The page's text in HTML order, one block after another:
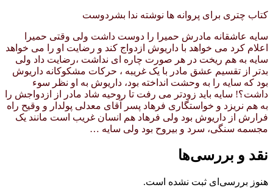
کتاب چتری برای پروانه ها نوشته ندا بشردوست
سایه عاشقانه مادرش حمیرا را دوست داشت ولی وقتی حمیرا
اعلام کرد می خواهد با داریوش ازدواج کند و رضایت او را می خواهد
سایه به هم ریخت در هر صورت چاره ای نداشت ،رضایت داد ولی
بدتر از تقسیم عشق مادر با یک غریبه ، حرکات مشکوکانه داریوش
بود که سایه را به وحشت انداخته بود، داریوش به او نظر سوء
داشت؟! سایه باید زودتر می رفت تا روحیه شاد مادر از ازدواجش را
به هم نریزد و خواستگاری فرهاد پسر آقای معدلی پولدار و وقیح راه
فرارش از داریوش بود ولی فرهاد هم انسان غریب است مانند یک
مجسمه سنگی، سرد و بیروح بود ولی سایه …
نقد و بررسی‌ها
هنوز بررسی‌ای ثبت نشده است.